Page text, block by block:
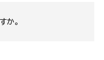
か。